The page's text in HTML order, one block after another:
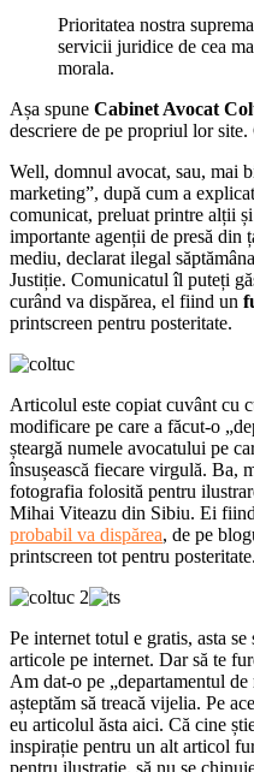
Prioritatea nostra
servicii juridice de cea
morala.
Așa spune Cabinet Avocat
descriere de pe propriul lor
Well, domnul avocat, sau, mai
marketing”, după cum a
comunicat, preluat printre alții
importante agenții de presă din
mediu, declarat ilegal
Justiție. Comunicatul îl puteți
curând va dispărea, el fiind un
printscreen pentru posteritate.
Articolul este copiat cuvânt cu
modificare pe care a făcut-o
șteargă numele avocatului pe
însușească fiecare virgulă. Ba,
fotografia folosită pentru
Mihai Viteazu din Sibiu. Ei
probabil va dispărea, de pe
printscreen tot pentru posteritate.
Pe internet totul e gratis, asta
articole pe internet. Dar să te
Am dat-o pe „departamentul
așteptăm să treacă vijelia. Pe
eu articolul ăsta aici. Că cine
inspirație pentru un alt articol
pentru ilustrație, să nu se